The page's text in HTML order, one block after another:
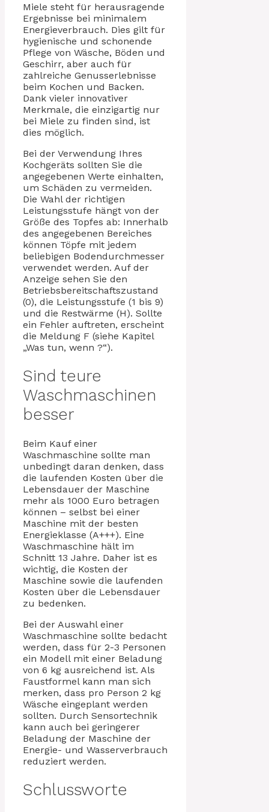
Miele steht für herausragende
Ergebnisse bei minimalem
Energieverbrauch. Dies gilt für
hygienische und schonende
Pflege von Wäsche, Böden und
Geschirr, aber auch für
zahlreiche Genusserlebnisse
beim Kochen und Backen.
Dank vieler innovativer
Merkmale, die einzigartig nur
bei Miele zu finden sind, ist
dies möglich.
Bei der Verwendung Ihres
Kochgeräts sollten Sie die
angegebenen Werte einhalten,
um Schäden zu vermeiden.
Die Wahl der richtigen
Leistungsstufe hängt von der
Größe des Topfes ab: Innerhalb
des angegebenen Bereiches
können Töpfe mit jedem
beliebigen Bodendurchmesser
verwendet werden. Auf der
Anzeige sehen Sie den
Betriebsbereitschaftszustand
(0), die Leistungsstufe (1 bis 9)
und die Restwärme (H). Sollte
ein Fehler auftreten, erscheint
die Meldung F (siehe Kapitel
„Was tun, wenn ?“).
Sind teure
Waschmaschinen
besser
Beim Kauf einer
Waschmaschine sollte man
unbedingt daran denken, dass
die laufenden Kosten über die
Lebensdauer der Maschine
mehr als 1000 Euro betragen
können – selbst bei einer
Maschine mit der besten
Energieklasse (A+++). Eine
Waschmaschine hält im
Schnitt 13 Jahre. Daher ist es
wichtig, die Kosten der
Maschine sowie die laufenden
Kosten über die Lebensdauer
zu bedenken.
Bei der Auswahl einer
Waschmaschine sollte bedacht
werden, dass für 2-3 Personen
ein Modell mit einer Beladung
von 6 kg ausreichend ist. Als
Faustformel kann man sich
merken, dass pro Person 2 kg
Wäsche eingeplant werden
sollten. Durch Sensortechnik
kann auch bei geringerer
Beladung der Maschine der
Energie- und Wasserverbrauch
reduziert werden.
Schlussworte